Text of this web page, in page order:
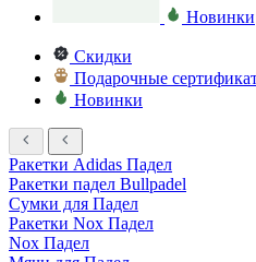
Новинки
Скидки
Подарочные
Новинки
Ракетки Adidas Падел
Ракетки падел Bullpadel
Сумки для Падел
Ракетки Nox Падел
Nox Падел